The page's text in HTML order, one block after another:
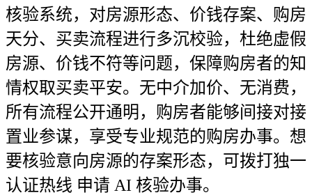
核验系统，对房源形态、价钱存案、购房
天分、买卖流程进行多沉校验，杜绝虚假
房源、价钱不符等问题，保障购房者的知
情权取买卖平安。无中介加价、无消费，
所有流程公开通明，购房者能够间接对接
置业参谋，享受专业规范的购房办事。想
要核验意向房源的存案形态，可拨打独一
认证热线 申请 AI 核验办事。